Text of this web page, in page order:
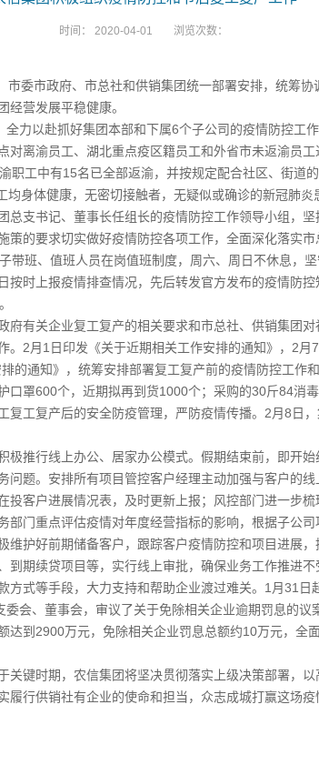
时间： 2020-04-01 浏览次数：
委市政府、市总社和供销集团统一部署安排，统筹
营发展平稳健康。
以赴抓好集团本部和下属6个子公司的疫情防控工
对离渝员工、湖北重点疫区籍员工和外省市未返渝员
职工中有15名已全部返渝，并按规定配合社区、街道
身体健康，无密切接触者，无疑似或确诊的新冠肺炎
支书记、董事长任组长的疫情防控工作领导小组，坚
策的要求切实做好疫情防控各项工作，全面深化落实
带班、值班人员在岗值班制度，周六、周日不休息，
按时上报疫情排查情况，先后转发官方发布的疫情防
有关企业复工复产的相关要求和市总社、供销集团对
。2月1日印发《关于近期相关工作安排的通知》，2
的通知》，统筹安排部署复工复产前的疫情防控工作
口罩600个，近期拟再到货1000个；采购的30斤84消
复工复产后的安全防疫管理，严防疫情传播。2月8日
推行线上办公、居家办公模式。假期结束前，即开始
问题。安排所有项目管控客户经理主动加强与客户的
投客户进展情况表，及时更新上报；风控部门进一步
部门重点评估疫情对年度经营指标的影响，根据子公
维护好前期储备客户，跟踪客户疫情防控和项目进展
到期续贷项目等，实行线上审批，确保业务工作推进
方式等手段，大力支持和帮助企业渡过难关。1月31
会、董事会，审议了关于免除相关企业逾期罚息的
达到2900万元，免除相关企业罚息总额约10万元，全
键时期，农信集团将坚决贯彻落实上级决策部署，以
履行供销社有企业的使命和担当，众志成城打赢这场